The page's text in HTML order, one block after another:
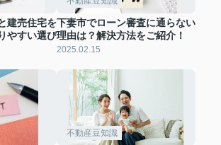
建売住宅を
やすい選び
下妻市でローン審査に通らない
理由は？解決方法をご紹介！
2025.02.15
不動産豆知識